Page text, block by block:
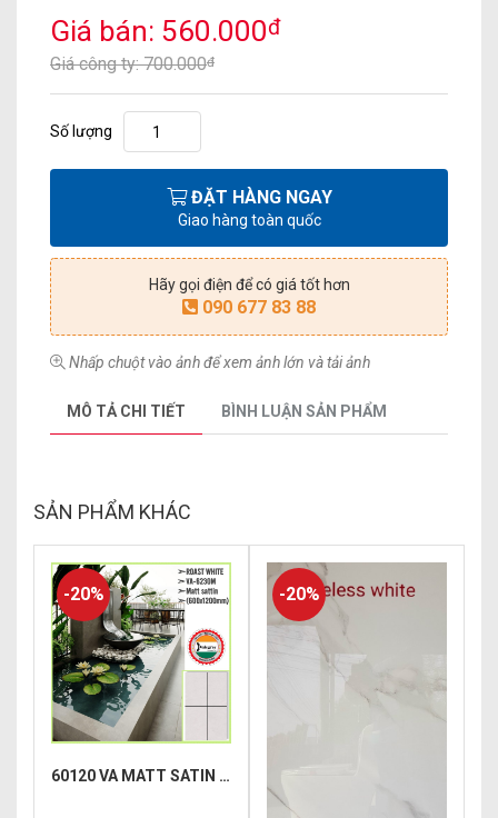
Giá bán: 560.000đ
Giá công ty: 700.000đ
Số lượng
ĐẶT HÀNG NGAY
Giao hàng toàn quốc
Hãy gọi điện để có giá tốt hơn
090 677 83 88
Nhấp chuột vào ảnh để xem ảnh lớn và tải ảnh
MÔ TẢ CHI TIẾT BÌNH LUẬN SẢN PHẨM
SẢN PHẨM KHÁC
-20%
60120 VA MATT SATIN 6230
-20%